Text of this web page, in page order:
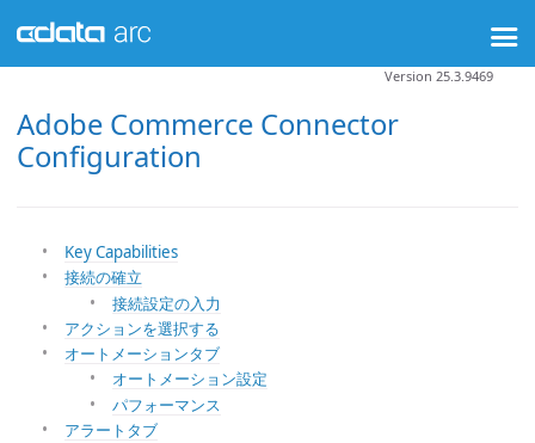
Adobe Commerce Connector
Configuration
Version 25.3.9469
Key Capabilities
接続の確立
接続設定の入力
アクションを選択する
オートメーションタブ
オートメーション設定
パフォーマンス
アラートタブ